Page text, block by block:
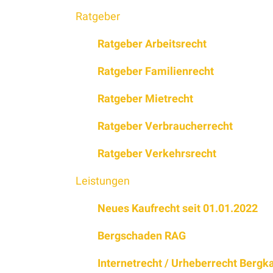
Ratgeber
Ratgeber Arbeitsrecht
Ratgeber Familienrecht
Ratgeber Mietrecht
Ratgeber Verbraucherrecht
Ratgeber Verkehrsrecht
Leistungen
Neues Kaufrecht seit 01.01.2022
Bergschaden RAG
Internetrecht / Urheberrecht